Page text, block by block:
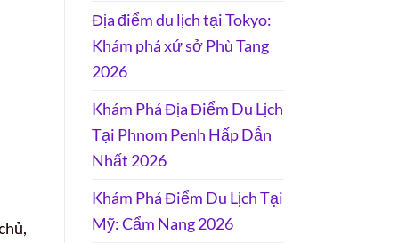
Địa điểm du lịch tại Tokyo:
Khám phá xứ sở Phù Tang
2026
Khám Phá Địa Điểm Du Lịch
Tại Phnom Penh Hấp Dẫn
Nhất 2026
Khám Phá Điểm Du Lịch Tại
Mỹ: Cẩm Nang 2026